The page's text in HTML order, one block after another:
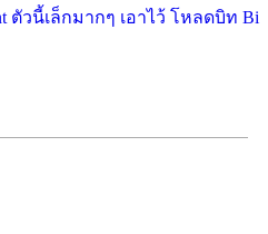
ตัวนี้เล็กมากๆ เอาไว้ โหลดบิท Bi